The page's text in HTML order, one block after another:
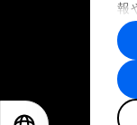
報
に
ト
す。
プラ